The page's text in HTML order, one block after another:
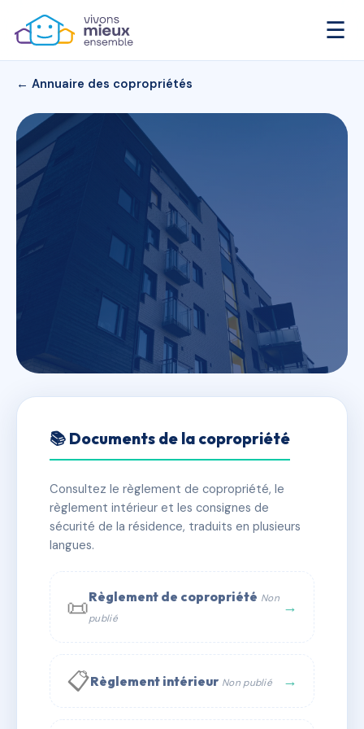
☰
← Annuaire des copropriétés
LAUZIERES
✓ Immatriculée 🏠 24 lots 🏗 1 bâtiment(s)
📞 Contacter Syndic Digital
📚 Documents de la copropriété
Consultez le règlement de copropriété, le
règlement intérieur et les consignes de
sécurité de la résidence, traduits en plusieurs
langues.
📜Règlement de copropriété Non
publié
→
📋Règlement intérieur Non publié →